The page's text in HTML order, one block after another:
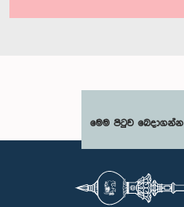
මෙම පිටුව බෙදාගන්න